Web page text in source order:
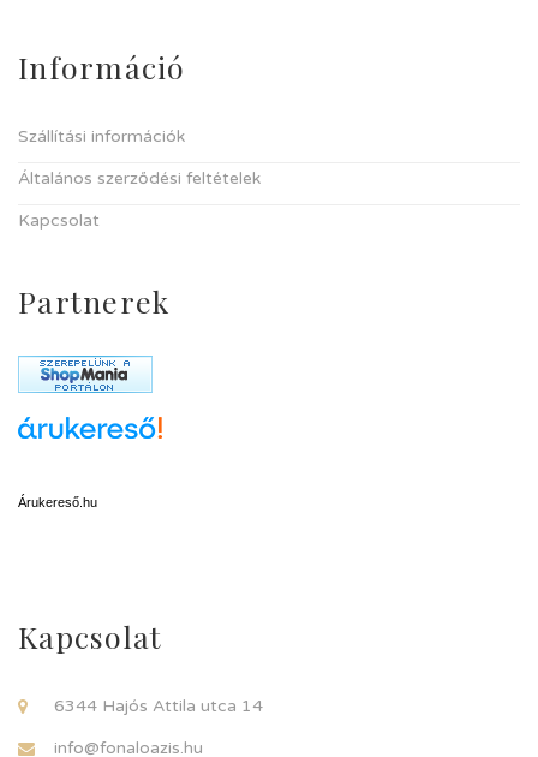
Információ
Szállítási információk
Általános szerződési feltételek
Kapcsolat
Partnerek
Árukereső.hu
Kapcsolat
6344 Hajós Attila utca 14
info@fonaloazis.hu